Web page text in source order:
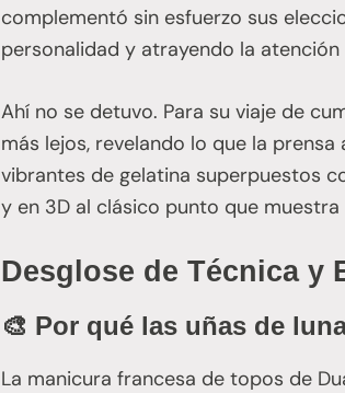
complementó sin esfuerzo sus
personalidad y atrayendo la
Ahí no se detuvo. Para su viaje de
más lejos, revelando lo que la prensa
vibrantes de gelatina superpuestos
y en 3D al clásico punto que
Desglose de Técnica y
🎨 Por qué las uñas de
La manicura francesa de topos de